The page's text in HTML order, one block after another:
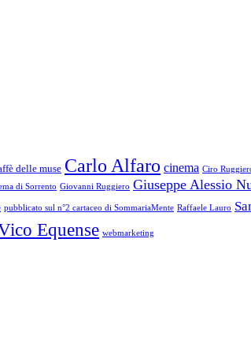
delle muse Carlo Alfaro cinema Ciro
di Sorrento Giovanni Ruggiero Giuseppe Alessio
pubblicato sul n°2 cartaceo di SommariaMente Raffaele Lauro
Equense webmarketing